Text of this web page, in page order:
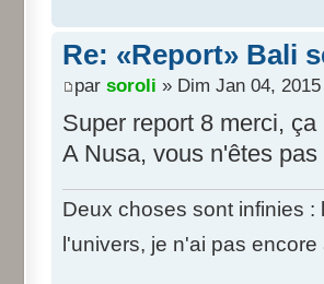
Re: «Report» Bali
par soroli » Dim Jan 04,
Super report 8 merci,
A Nusa, vous n'êtes
Deux choses sont infinies
l'univers, je n'ai pas